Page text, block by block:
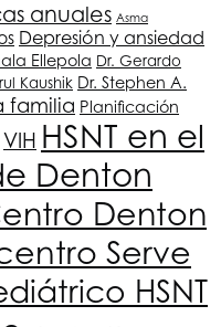
anuales Asma
Depresión y ansiedad
Ellepola Dr. Gerardo
Kaushik Dr. Stephen A.
familia Planificación
VIH HSNT en el
Denton
Denton
Serve
HSNT